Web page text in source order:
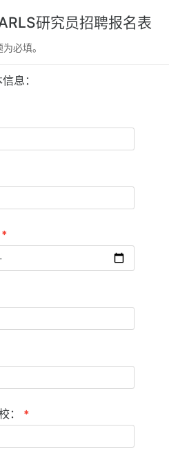
研究员招聘报名表
必填。
息：
*
： *